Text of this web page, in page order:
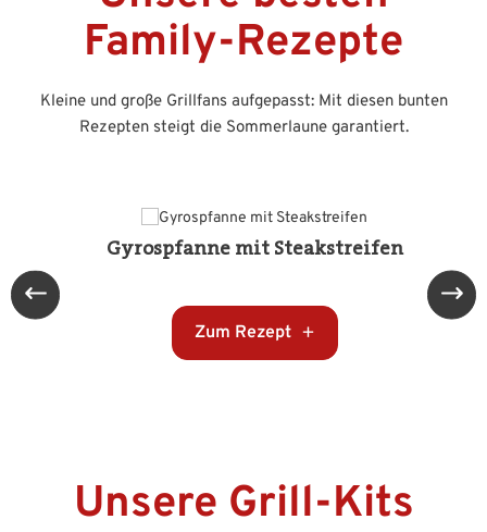
Family-Rezepte
Kleine und große Grillfans aufgepasst: Mit diesen bunten
Rezepten steigt die Sommerlaune garantiert.
Gyrospfanne mit Steakstreifen
Zum Rezept
Unsere Grill-Kits